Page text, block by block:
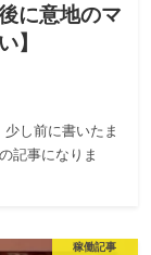
に意地のマ
】
し前に書いたま
記事になりま
稼働記事